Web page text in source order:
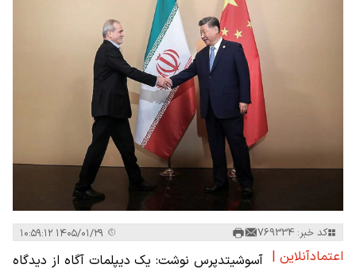
کد خبر: 769334
اعتمادآنلاین | آسوشیتدپرس نوشت: یک دیپلمات آگاه از دیدگاه